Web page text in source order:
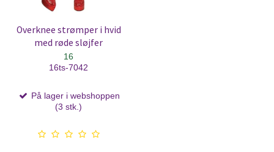
Overknee strømper i hvid
med røde sløjfer
16
16ts-7042
På lager i webshoppen
(3 stk.)